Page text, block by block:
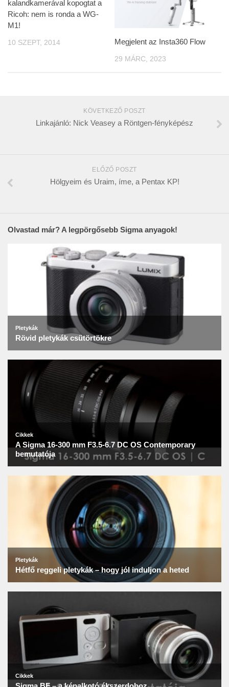
kalandkamerával kopogtat a
Ricoh: nem is ronda a WG-
M1!
10 SZEPT, 2014 Megjelent az Insta360 Flow
29 MÁRC, 2023
KÖVETKEZŐ POSZT
Linkajánló: Nick Veasey a Röntgen-fényképész
ELŐZŐ POSZT
Hölgyeim és Uraim, íme, a Pentax KP!
Olvastad már? A legpörgősebb Sigma anyagok!